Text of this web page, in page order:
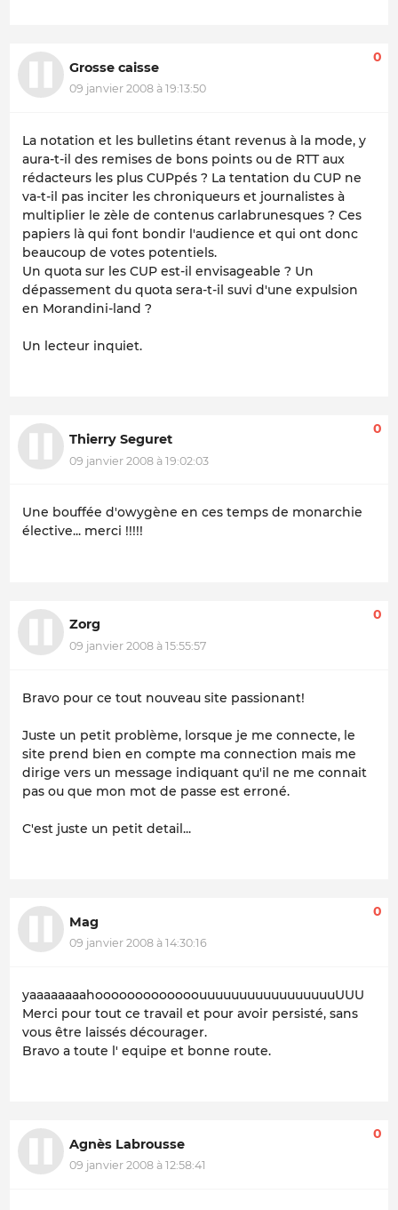
Grosse caisse
09 janvier 2008 à 19:13:50
0
La notation et les bulletins étant revenus à la mode, y
aura-t-il des remises de bons points ou de RTT aux
rédacteurs les plus CUPpés ? La tentation du CUP ne
va-t-il pas inciter les chroniqueurs et journalistes à
multiplier le zèle de contenus carlabrunesques ? Ces
papiers là qui font bondir l'audience et qui ont donc
beaucoup de votes potentiels.
Un quota sur les CUP est-il envisageable ? Un
dépassement du quota sera-t-il suvi d'une expulsion
en Morandini-land ?
Un lecteur inquiet.
Thierry Seguret
09 janvier 2008 à 19:02:03
0
Une bouffée d'owygène en ces temps de monarchie
élective... merci !!!!!
Zorg
09 janvier 2008 à 15:55:57
0
Bravo pour ce tout nouveau site passionant!
Juste un petit problème, lorsque je me connecte, le
site prend bien en compte ma connection mais me
dirige vers un message indiquant qu'il ne me connait
pas ou que mon mot de passe est erroné.
C'est juste un petit detail...
Mag
09 janvier 2008 à 14:30:16
0
yaaaaaaaahooooooooooooouuuuuuuuuuuuuuuuuUUU
Merci pour tout ce travail et pour avoir persisté, sans
vous être laissés décourager.
Bravo a toute l' equipe et bonne route.
Agnès Labrousse
09 janvier 2008 à 12:58:41
0